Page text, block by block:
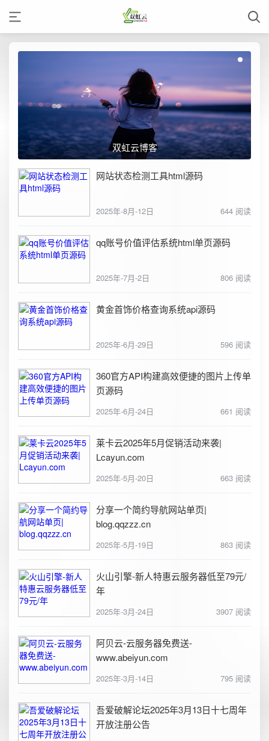
双虹云博客
网站状态检测工具html源码
2025年-8月-12日 644 阅读
qq账号价值评估系统html单页源码
2025年-7月-2日 806 阅读
黄金首饰价格查询系统api源码
2025年-6月-29日 596 阅读
360官方API构建高效便捷的图片上传单
页源码
2025年-6月-24日 661 阅读
莱卡云2025年5月促销活动来袭|
Lcayun.com
2025年-5月-20日 663 阅读
分享一个简约导航网站单页|
blog.qqzzz.cn
2025年-5月-19日 863 阅读
火山引擎-新人特惠云服务器低至79元/
年
2025年-3月-24日 3907 阅读
阿贝云-云服务器免费送-
www.abeiyun.com
2025年-3月-14日 795 阅读
吾爱破解论坛2025年3月13日十七周年
开放注册公告